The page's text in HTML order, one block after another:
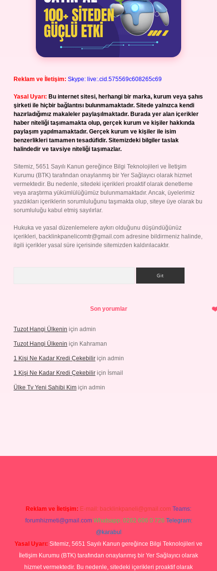
Reklam ve İletişim: Skype: live:.cid.575569c608265c69
Yasal Uyarı: Bu internet sitesi, herhangi bir marka, kurum veya şahıs
şirketi ile hiçbir bağlantısı bulunmamaktadır. Sitede yalnızca kendi
hazırladığımız makaleler paylaşılmaktadır. Burada yer alan içerikler
haber niteliği taşımamakta olup, gerçek kurum ve kişiler hakkında
paylaşım yapılmamaktadır. Gerçek kurum ve kişiler ile isim
benzerlikleri tamamen tesadüfidir. Sitemizdeki bilgiler taslak
halindedir ve tavsiye niteliği taşımazlar.
Sitemiz, 5651 Sayılı Kanun gereğince Bilgi Teknolojileri ve İletişim
Kurumu (BTK) tarafından onaylanmış bir Yer Sağlayıcı olarak hizmet
vermektedir. Bu nedenle, sitedeki içerikleri proaktif olarak denetleme
veya araştırma yükümlülüğümüz bulunmamaktadır. Ancak, üyelerimiz
yazdıkları içeriklerin sorumluluğunu taşımakta olup, siteye üye olarak bu
sorumluluğu kabul etmiş sayılırlar.
Hukuka ve yasal düzenlemelere aykırı olduğunu düşündüğünüz
içerikleri, backlinkpanelicomtr@gmail.com adresine bildirmeniz halinde,
ilgili içerikler yasal süre içerisinde sitemizden kaldırılacaktır.
Son yorumlar
Tuzot Hangi Ülkenin için admin
Tuzot Hangi Ülkenin için Kahraman
1 Kişi Ne Kadar Kredi Çekebilir için admin
1 Kişi Ne Kadar Kredi Çekebilir için İsmail
Ülke Tv Yeni Sahibi Kim için admin
Reklam ve İletişim: E-mail: backlinkpaneli@gmail.com Teams:
forumhizmeti@gmail.com Whatsapp: 0262 606 0 726 Telegram:
@karabul
Yasal Uyarı: Sitemiz, 5651 Sayılı Kanun gereğince Bilgi Teknolojileri ve
İletişim Kurumu (BTK) tarafından onaylanmış bir Yer Sağlayıcı olarak
hizmet vermektedir. Bu nedenle, sitedeki içerikleri proaktif olarak